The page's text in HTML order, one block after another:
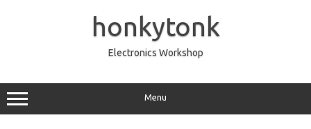
ッ
プ
honkytonk
Electronics Workshop
Menu